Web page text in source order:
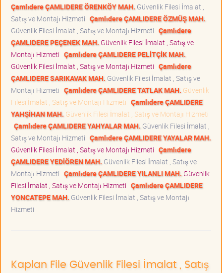
Çamlıdere ÇAMLIDERE ÖRENKÖY MAH. Güvenlik Filesi İmalat ,
Satış ve Montajı Hizmeti Çamlıdere ÇAMLIDERE ÖZMÜŞ MAH.
Güvenlik Filesi İmalat , Satış ve Montajı Hizmeti Çamlıdere
ÇAMLIDERE PEÇENEK MAH. Güvenlik Filesi İmalat , Satış ve
Montajı Hizmeti Çamlıdere ÇAMLIDERE PELİTÇİK MAH.
Güvenlik Filesi İmalat , Satış ve Montajı Hizmeti Çamlıdere
ÇAMLIDERE SARIKAVAK MAH. Güvenlik Filesi İmalat , Satış ve
Montajı Hizmeti Çamlıdere ÇAMLIDERE TATLAK MAH. Güvenlik
Filesi İmalat , Satış ve Montajı Hizmeti Çamlıdere ÇAMLIDERE
YAHŞİHAN MAH. Güvenlik Filesi İmalat , Satış ve Montajı Hizmeti
Çamlıdere ÇAMLIDERE YAHYALAR MAH. Güvenlik Filesi İmalat ,
Satış ve Montajı Hizmeti Çamlıdere ÇAMLIDERE YAYALAR MAH.
Güvenlik Filesi İmalat , Satış ve Montajı Hizmeti Çamlıdere
ÇAMLIDERE YEDİÖREN MAH. Güvenlik Filesi İmalat , Satış ve
Montajı Hizmeti Çamlıdere ÇAMLIDERE YILANLI MAH. Güvenlik
Filesi İmalat , Satış ve Montajı Hizmeti Çamlıdere ÇAMLIDERE
YONCATEPE MAH. Güvenlik Filesi İmalat , Satış ve Montajı
Hizmeti
Kaplan File Güvenlik Filesi İmalat , Satış